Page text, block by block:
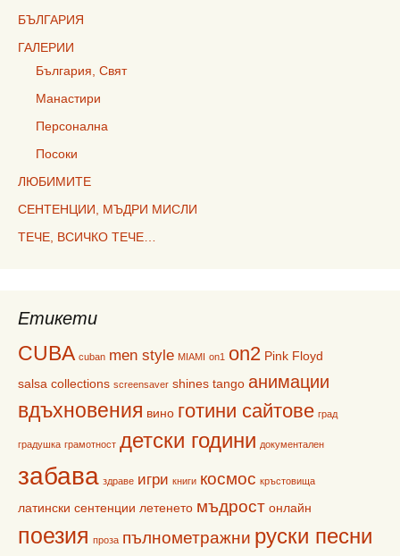
БЪЛГАРИЯ
ГАЛЕРИИ
България, Свят
Манастири
Персонална
Посоки
ЛЮБИМИТЕ
СЕНТЕНЦИИ, МЪДРИ МИСЛИ
ТЕЧЕ, ВСИЧКО ТЕЧЕ…
Етикети
CUBA cuban men style MIAMI on1 on2 Pink Floyd
salsa collections screensaver shines tango анимации
вдъхновения вино готини сайтове град
градушка грамотност детски години документален
забава здраве игри книги космос кръстовища
латински сентенции летенето мъдрост онлайн
поезия проза пълнометражни руски песни